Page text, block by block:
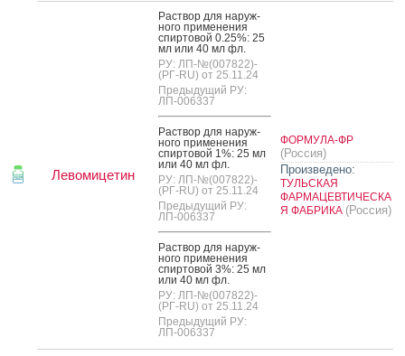
Левомицетин
Рас­твор для на­руж­
но­го при­мене­ния
спир­то­вой 0.25%: 25
мл или 40 мл фл.
РУ: ЛП-№(007822)-
(РГ-RU) от 25.11.24
Предыдущий РУ:
ЛП-006337
Рас­твор для на­руж­
но­го при­мене­ния
спир­то­вой 1%: 25 мл
или 40 мл фл.
РУ: ЛП-№(007822)-
(РГ-RU) от 25.11.24
Предыдущий РУ:
ЛП-006337
Рас­твор для на­руж­
но­го при­мене­ния
спир­то­вой 3%: 25 мл
или 40 мл фл.
РУ: ЛП-№(007822)-
(РГ-RU) от 25.11.24
Предыдущий РУ:
ЛП-006337
ФОРМУЛА-ФР
(Россия)
Произведено:
ТУЛЬСКАЯ
ФАРМАЦЕВТИЧЕСКА
Я ФАБРИКА (Россия)